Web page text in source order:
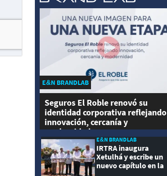
E&N BRANDLAB
Seguros El Roble renovó su
identidad corporativa reflejando
innovación, cercanía y
modernidad
E&N BRANDLAB
IRTRA inaugura
Xetulhá y escribe un
nuevo capítulo en la